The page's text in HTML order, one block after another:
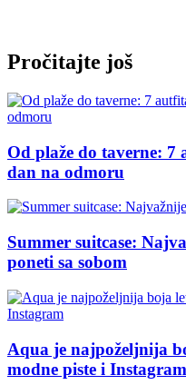
Pročitajte još
Od plaže do taverne: 7
Summer suitcase:
Aqua je najpoželjnija